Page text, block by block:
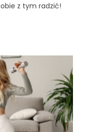
z tym radzić!